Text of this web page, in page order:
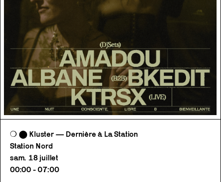
❍ ⬤ Kluster — Dernière à La Station
Station Nord
sam. 18 juillet
00:00 - 07:00